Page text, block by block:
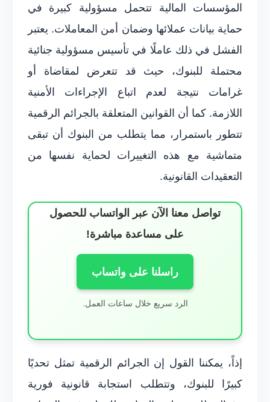
المؤسسات المالية تتحمل مسؤولية كبيرة في
حماية بيانات عملائها وضمان أمن المعاملات. يعتبر
الفشل في ذلك عاملًا في تأسيس مسؤولية جنائية
محتملة للبنوك، حيث قد تتعرض لمقاضاة أو
غرامات نتيجة لعدم اتباع الإجراءات الأمنية
اللازمة. كما أن القوانين المتعلقة بالجرائم الرقمية
تتطور باستمرار، مما يتطلب من البنوك أن تبقى
متماشية مع هذه التغييرات لحماية نفسها من
التعقيدات القانونية.
تواصل معنا الآن عبر الواتساب للحصول
على مساعدة مباشرة!
راسلنا على واتساب
الرد سريع خلال ساعات العمل.
إذاً، يمكننا القول إن الجرائم الرقمية تمثل تحديًا
كبيرًا للبنوك، وتتطلب استجابة قانونية فورية